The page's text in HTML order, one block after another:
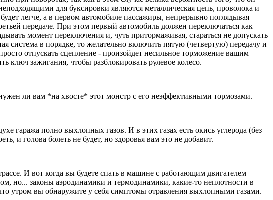
для буксировки являются металлическая цепь, проволока и
легче, а в первом автомобиле пассажиры, непрерывно поглядывая
передаче. При этом первый автомобиль должен переключаться как
момент переключения и, чуть притормаживая, стараться не допускать
система в порядке, то желательно включить пятую (четвертую) передачу и
отпускать сцепление - произойдет несильное торможение вашим
ключ зажигания, чтобы разблокировать рулевое колесо.
ли вам *на хвосте* этот монстр с его неэффективными тормозами.
гаража полно выхлопных газов. И в этих газах есть окись углерода (без
и голова болеть не будет, но здоровья вам это не добавит.
И вот когда вы будете спать в машине с работающим двигателем
но... законы аэродинамики и термодинамики, какие-то неплотности в
утром вы обнаружите у себя симптомы отравления выхлопными газами.